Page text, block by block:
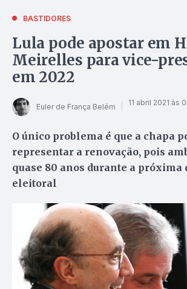
BASTIDORES
Lula pode apostar em
Meirelles para vice-
em 2022
Euler de França Belém 11 abril 2021 às
O único problema é que a chapa
representar a renovação, pois
quase 80 anos durante a próxima
eleitoral